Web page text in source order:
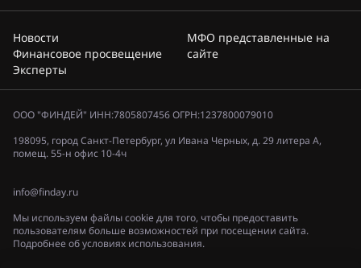
Новости
Финансовое просвещение
Эксперты
МФО представленные на
сайте
ООО "ФИНДЕЙ" ИНН:7805807456 ОГРН:1237800079010
198095, город Санкт-Петербург, ул Ивана Черных, д. 29 литера А,
помещ. 55-н офис 10-4ч
info@finday.ru
Мы используем файлы cookie для того, чтобы предоставить
пользователям больше возможностей при посещении сайта.
Подробнее об условиях использования.